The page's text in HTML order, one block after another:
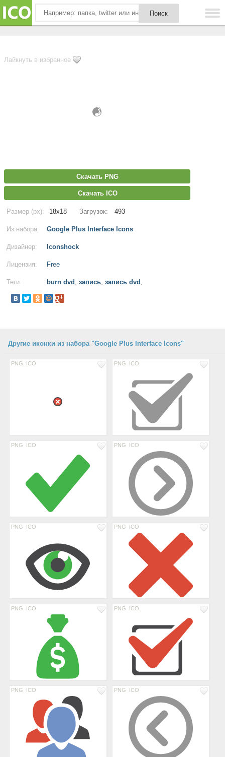
Лайкнуть в избранное
Скачать PNG
Скачать ICO
Размер (px): 18x18 Загрузок: 493
Из набора: Google Plus Interface Icons
Дизайнер: Iconshock
Лицензия: Free
Теги: burn dvd , запись, запись dvd ,
Другие иконки из набора "Google Plus Interface Icons"
PNG ICO PNG ICO
PNG ICO PNG ICO
PNG ICO PNG ICO
PNG ICO PNG ICO
PNG ICO PNG ICO